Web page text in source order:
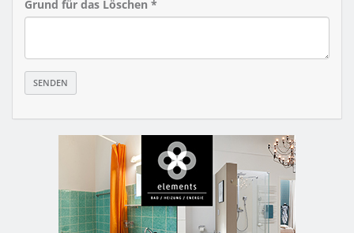
Grund für das Löschen *